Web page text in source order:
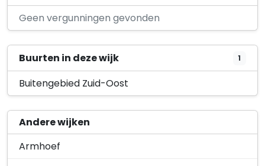
Geen vergunningen gevonden
Buurten in deze wijk 1
Buitengebied Zuid-Oost
Andere wijken
Armhoef